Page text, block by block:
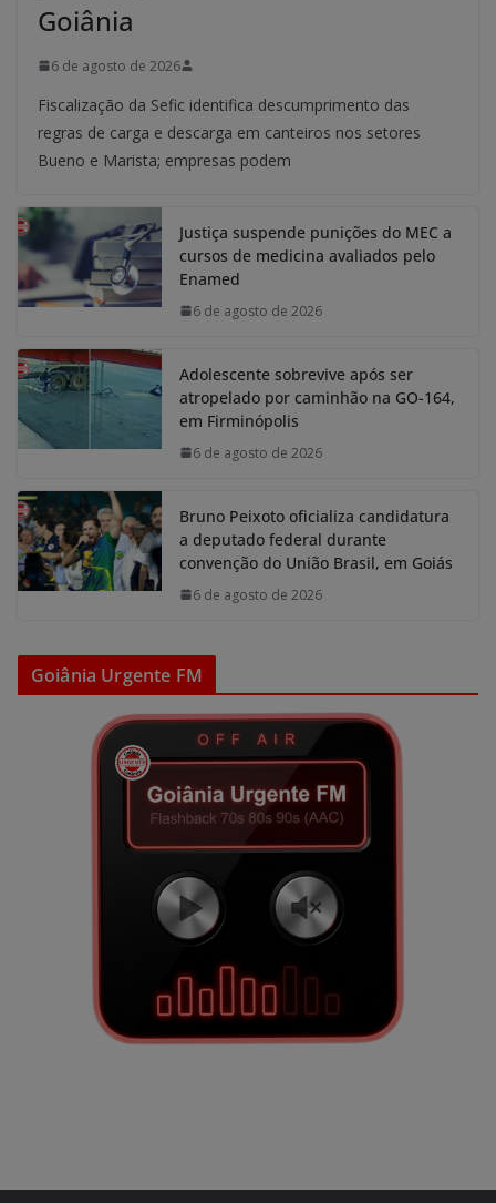
Goiânia
6 de agosto de 2026
Fiscalização da Sefic identifica descumprimento das
regras de carga e descarga em canteiros nos setores
Bueno e Marista; empresas podem
Justiça suspende punições do MEC a
cursos de medicina avaliados pelo
Enamed
6 de agosto de 2026
Adolescente sobrevive após ser
atropelado por caminhão na GO-164,
em Firminópolis
6 de agosto de 2026
Bruno Peixoto oficializa candidatura
a deputado federal durante
convenção do União Brasil, em Goiás
6 de agosto de 2026
Goiânia Urgente FM